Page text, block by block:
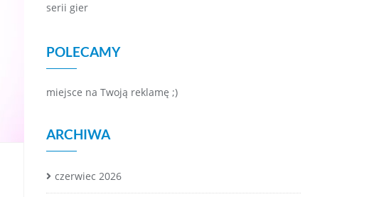
serii gier
POLECAMY
miejsce na Twoją reklamę ;)
ARCHIWA
czerwiec 2026